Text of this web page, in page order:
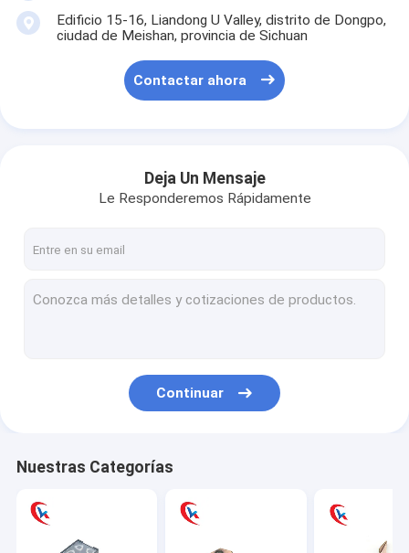
Edificio 15-16, Liandong U Valley, distrito de Dongpo,
ciudad de Meishan, provincia de Sichuan
Contactar ahora
Deja Un Mensaje
Le Responderemos Rápidamente
Continuar
Nuestras Categorías